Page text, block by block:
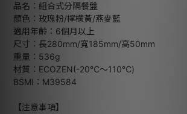
品名：組合式分隔餐盤
顏色：玫瑰粉/檸檬黃/燕麥藍
適用年齡：6個月以上
尺寸：長280mm/寬185mm/高50mm
重量：536g
材質：ECOZEN(-20℃～110℃)
BSMI：M39584
【注意事項】